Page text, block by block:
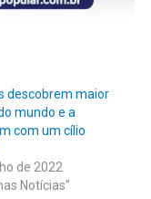
descobrem maior
mundo e a
com um cílio
de 2022
Notícias"